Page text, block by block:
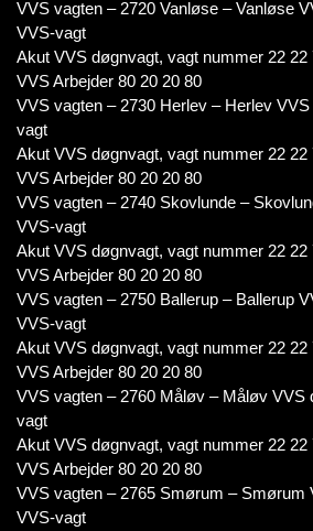
VVS vagten – 2720 Vanløse – Vanløse
VVS-vagt
Akut VVS døgnvagt, vagt nummer 22 22
VVS Arbejder 80 20 20 80
VVS vagten – 2730 Herlev – Herlev
vagt
Akut VVS døgnvagt, vagt nummer 22 22
VVS Arbejder 80 20 20 80
VVS vagten – 2740 Skovlunde –
VVS-vagt
Akut VVS døgnvagt, vagt nummer 22 22
VVS Arbejder 80 20 20 80
VVS vagten – 2750 Ballerup – Ballerup
VVS-vagt
Akut VVS døgnvagt, vagt nummer 22 22
VVS Arbejder 80 20 20 80
VVS vagten – 2760 Måløv – Måløv VVS
vagt
Akut VVS døgnvagt, vagt nummer 22 22
VVS Arbejder 80 20 20 80
VVS vagten – 2765 Smørum – Smørum
VVS-vagt